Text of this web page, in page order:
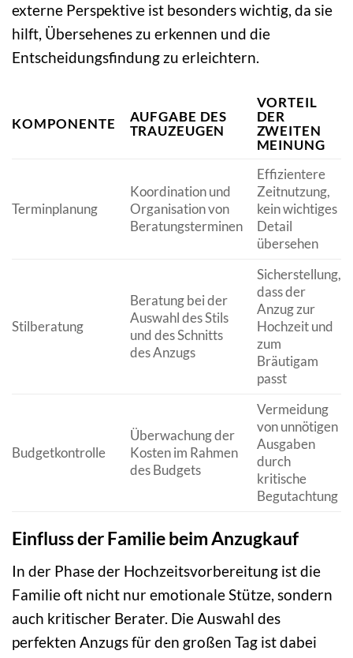
externe Perspektive ist besonders wichtig, da sie
hilft, Übersehenes zu erkennen und die
Entscheidungsfindung zu erleichtern.
KOMPONENTE
AUFGABE DES
TRAUZEUGEN
VORTEIL
DER
ZWEITEN
MEINUNG
Terminplanung
Koordination und
Organisation von
Beratungsterminen
Effizientere
Zeitnutzung,
kein wichtiges
Detail
übersehen
Stilberatung
Beratung bei der
Auswahl des Stils
und des Schnitts
des Anzugs
Sicherstellung,
dass der
Anzug zur
Hochzeit und
zum
Bräutigam
passt
Budgetkontrolle
Überwachung der
Kosten im Rahmen
des Budgets
Vermeidung
von unnötigen
Ausgaben
durch
kritische
Begutachtung
Einfluss der Familie beim Anzugkauf
In der Phase der Hochzeitsvorbereitung ist die
Familie oft nicht nur emotionale Stütze, sondern
auch kritischer Berater. Die Auswahl des
perfekten Anzugs für den großen Tag ist dabei